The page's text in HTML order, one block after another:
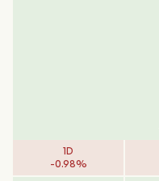
1D
-0.98%